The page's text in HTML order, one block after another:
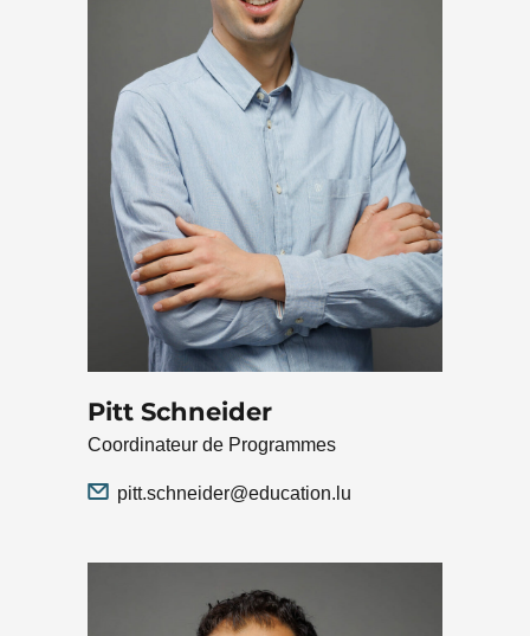
Pitt Schneider
Coordinateur de Programmes
pitt.schneider@education.lu